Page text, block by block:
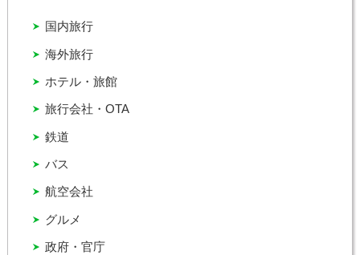
グルメ
バス
ホテル・旅館
国内旅行
政府・官庁
旅行会社・OTA
海外旅行
航空会社
鉄道